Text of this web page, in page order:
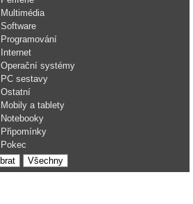
Multimédia
Software
Programování
Internet
Operační systémy
PC sestavy
Ostatní
Mobily a tablety
Notebooky
Připomínky
Pokec